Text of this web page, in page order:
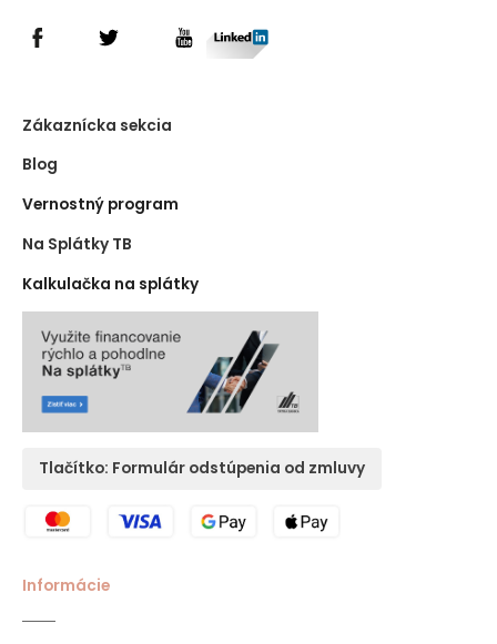
Zákaznícka sekcia
Blog
Vernostný program
Na Splátky TB
Kalkulačka na splátky
Tlačítko: Formulár odstúpenia od zmluvy
Informácie